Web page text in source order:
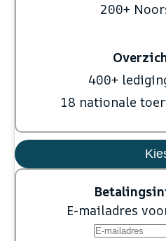
200+
400+
18 nationale
E-mailadres